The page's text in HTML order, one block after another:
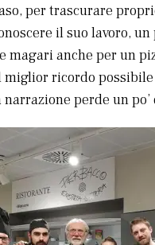
per trascurare
il suo lavoro, un
magari anche per un
miglior ricordo
narrazione perde un